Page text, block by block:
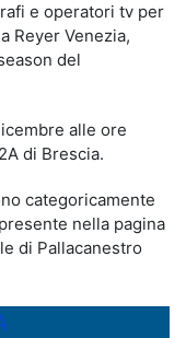
e operatori tv per
Reyer Venezia,
del
alle ore
di Brescia.
categoricamente
nella pagina
di Pallacanestro